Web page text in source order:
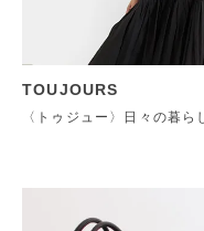
TOUJOURS
〈トゥジュー〉日々の暮ら